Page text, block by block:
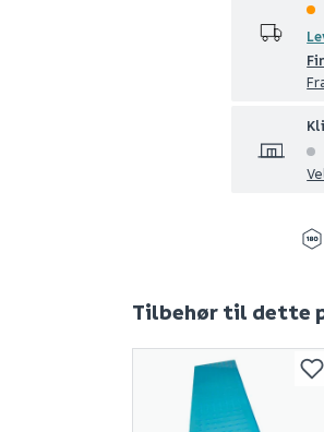
Tilbehør til dette